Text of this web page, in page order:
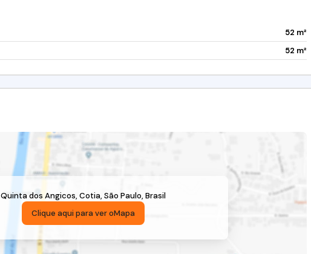
52 m²
52 m²
Quinta dos Angicos, Cotia, São Paulo, Brasil
Clique aqui para ver oMapa